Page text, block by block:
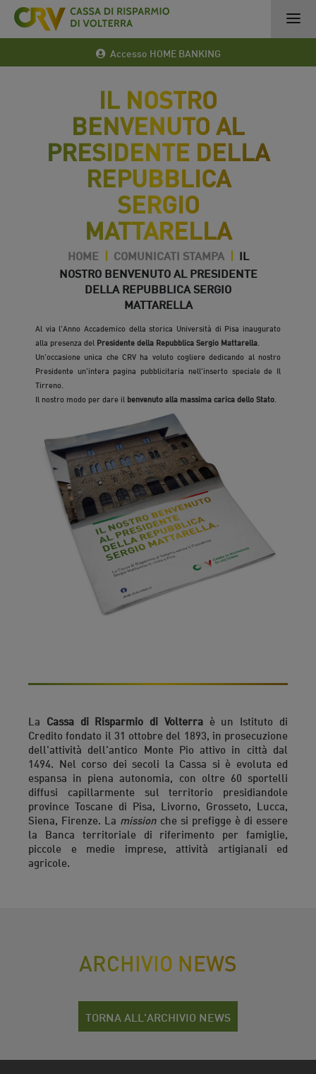
Accesso HOME BANKING
IL NOSTRO
BENVENUTO AL
PRESIDENTE DELLA
REPUBBLICA
SERGIO
MATTARELLA
HOME | COMUNICATI STAMPA | IL
NOSTRO BENVENUTO AL PRESIDENTE
DELLA REPUBBLICA SERGIO
MATTARELLA
Al via l'Anno Accademico della storica Università di Pisa inaugurato
alla presenza del Presidente della Repubblica Sergio Mattarella
Un'occasione unica che CRV ha voluto cogliere dedicando al nostro
Presidente un'intera pagina pubblicitaria nell'inserto speciale de Il
Tirreno.
Il nostro modo per dare il benvenuto alla massima carica dello Stato
La Cassa di Risparmio di Volterraè un Istituto di
Credito fondato il 31 ottobre del 1893, in prosecuzione
dell'attività dell'antico Monte Pio attivo in città dal
1494. Nel corso dei secoli la Cassa si è evoluta ed
espansa in piena autonomia, con oltre 60 sportelli
diffusi capillarmente sul territorio presidiandole
province Toscane di Pisa, Livorno, Grosseto, Lucca,
Siena, Firenze. La mission che si prefigge è di essere
la Banca territoriale di riferimento per famiglie,
piccole e medie imprese, attività artigianali ed
agricole.
ARCHIVIO NEWS
TORNA ALL'ARCHIVIO NEWS